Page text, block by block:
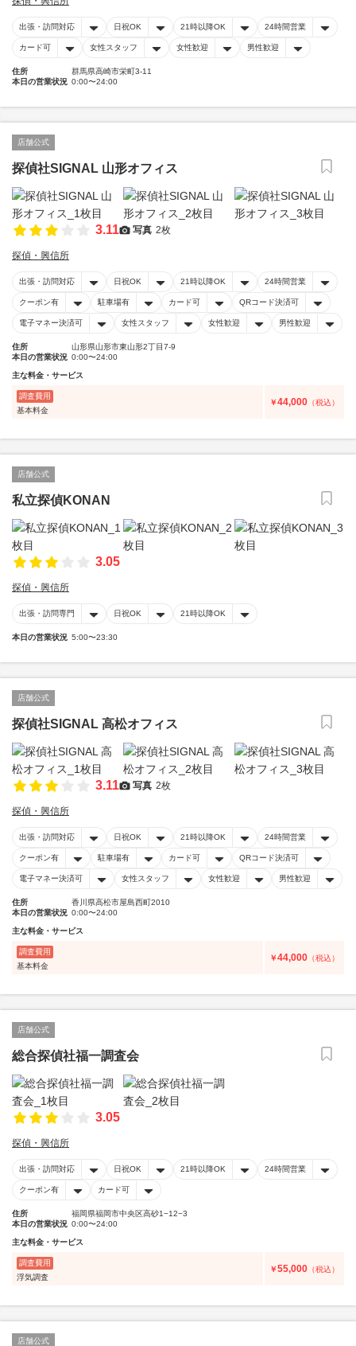
出張・訪問対応 日祝OK 21時以降OK 24時間営業
カード可 女性スタッフ 女性歓迎 男性歓迎
住所
群馬県高崎市栄町3-11
本日の営業状況 0:00〜24:00
店舗公式
探偵社SIGNAL 山形オフィス
3.11 写真 2枚
探偵・興信所
出張・訪問対応 日祝OK 21時以降OK 24時間営業
クーポン有 駐車場有 カード可 QRコード決済可
電子マネー決済可 女性スタッフ 女性歓迎 男性歓迎
住所
山形県山形市東山形2丁目7-9
本日の営業状況 0:00〜24:00
主な料金・サービス
調査費用
基本料金
￥44,000 （税込）
店舗公式
私立探偵KONAN
3.05
探偵・興信所
出張・訪問専門 日祝OK 21時以降OK
本日の営業状況 5:00〜23:30
店舗公式
探偵社SIGNAL 高松オフィス
3.11 写真 2枚
探偵・興信所
出張・訪問対応 日祝OK 21時以降OK 24時間営業
クーポン有 駐車場有 カード可 QRコード決済可
電子マネー決済可 女性スタッフ 女性歓迎 男性歓迎
住所
香川県高松市屋島西町2010
本日の営業状況 0:00〜24:00
主な料金・サービス
調査費用
基本料金
￥44,000 （税込）
店舗公式
総合探偵社福一調査会
3.05
探偵・興信所
出張・訪問対応 日祝OK 21時以降OK 24時間営業
クーポン有 カード可
住所
福岡県福岡市中央区高砂1−12−3
本日の営業状況 0:00〜24:00
主な料金・サービス
調査費用
浮気調査
￥55,000 （税込）
店舗公式